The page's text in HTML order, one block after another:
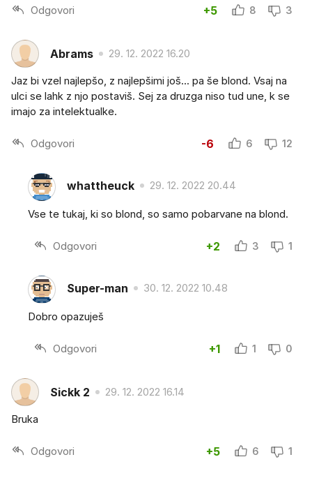
Odgovori +5 8 3
Abrams 29. 12. 2022 16.20
Jaz bi vzel najlepšo, z najlepšimi još... pa še blond. Vsaj na
ulci se lahk z njo postaviš. Sej za druzga niso tud une, k se
imajo za intelektualke.
Odgovori -6 6 12
whattheuck 29. 12. 2022 20.44
Vse te tukaj, ki so blond, so samo pobarvane na blond.
Odgovori +2 3 1
Super-man 30. 12. 2022 10.48
Dobro opazuješ
Odgovori +1 1 0
Sickk 2 29. 12. 2022 16.14
Bruka
Odgovori +5 6 1